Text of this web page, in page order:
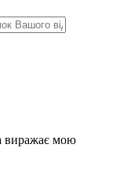
виражає мою